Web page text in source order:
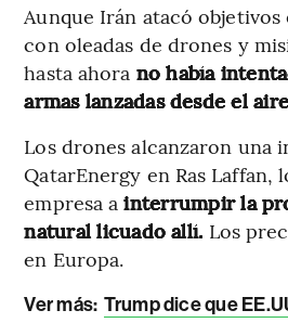
Aunque Irán atacó
con oleadas de drones y
hasta ahora no había
armas lanzadas desde el
Los drones alcanzaron una
QatarEnergy en Ras Laffan,
empresa ainterrumpir la
natural licuado allí. Los
en Europa.
Ver más: Trump dice que